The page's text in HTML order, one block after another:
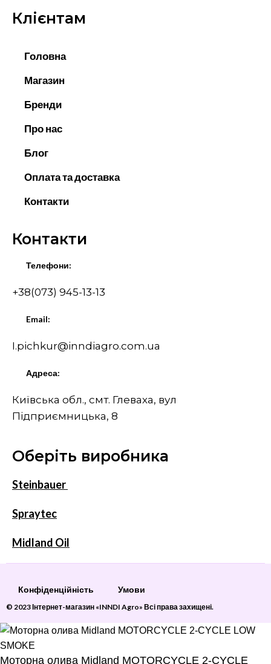
Клієнтам
Головна
Магазин
Бренди
Про нас
Блог
Оплата та доставка
Контакти
Контакти
Телефони:
+38(073) 945-13-13
Email:
I.pichkur@inndiagro.com.ua
Адреса:
Київська обл., смт. Глеваха, вул
Підприємницька, 8
Оберіть виробника
Steinbauer
Spraytec
Midland Oil
Конфіденційність Умови
© 2023 Інтернет-магазин «INNDI Agro» Всі права захищені.
Моторна олива Midland MOTORCYCLE 2-CYCLE